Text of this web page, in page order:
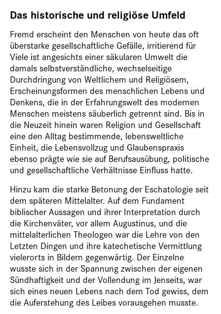
Das historische und religiöse Umfeld
Fremd erscheint den Menschen von heute das oft
überstarke gesellschaftliche Gefälle, irritierend für
Viele ist angesichts einer säkularen Umwelt die
damals selbstverständliche, wechselseitige
Durchdringung von Weltlichem und Religiösem,
Erscheinungsformen des menschlichen Lebens und
Denkens, die in der Erfahrungswelt des modernen
Menschen meistens säuberlich getrennt sind. Bis in
die Neuzeit hinein waren Religion und Gesellschaft
eine den Alltag bestimmende, lebensweltliche
Einheit, die Lebensvollzug und Glaubenspraxis
ebenso prägte wie sie auf Berufsausübung, politische
und gesellschaftliche Verhältnisse Einfluss hatte.
Hinzu kam die starke Betonung der Eschatologie seit
dem späteren Mittelalter. Auf dem Fundament
biblischer Aussagen und ihrer Interpretation durch
die Kirchenväter, vor allem Augustinus, und die
mittelalterlichen Theologen war die Lehre von den
Letzten Dingen und ihre katechetische Vermittlung
vielerorts in Bildern gegenwärtig. Der Einzelne
wusste sich in der Spannung zwischen der eigenen
Sündhaftigkeit und der Vollendung im Jenseits, war
sich eines neuen Lebens nach dem Tod gewiss, dem
die Auferstehung des Leibes vorausgehen musste.